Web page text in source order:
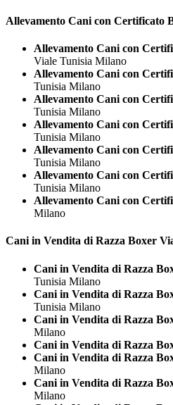
Allevamento Cani con Certificato
Allevamento Cani con
Viale Tunisia Milano
Allevamento Cani con
Tunisia Milano
Allevamento Cani con
Tunisia Milano
Allevamento Cani con
Tunisia Milano
Allevamento Cani con
Tunisia Milano
Allevamento Cani con
Tunisia Milano
Allevamento Cani con
Milano
Cani in Vendita di Razza Boxer
Cani in Vendita di Razza
Tunisia Milano
Cani in Vendita di Razza
Tunisia Milano
Cani in Vendita di Razza
Milano
Cani in Vendita di Razza
Cani in Vendita di Razza
Milano
Cani in Vendita di Razza
Milano